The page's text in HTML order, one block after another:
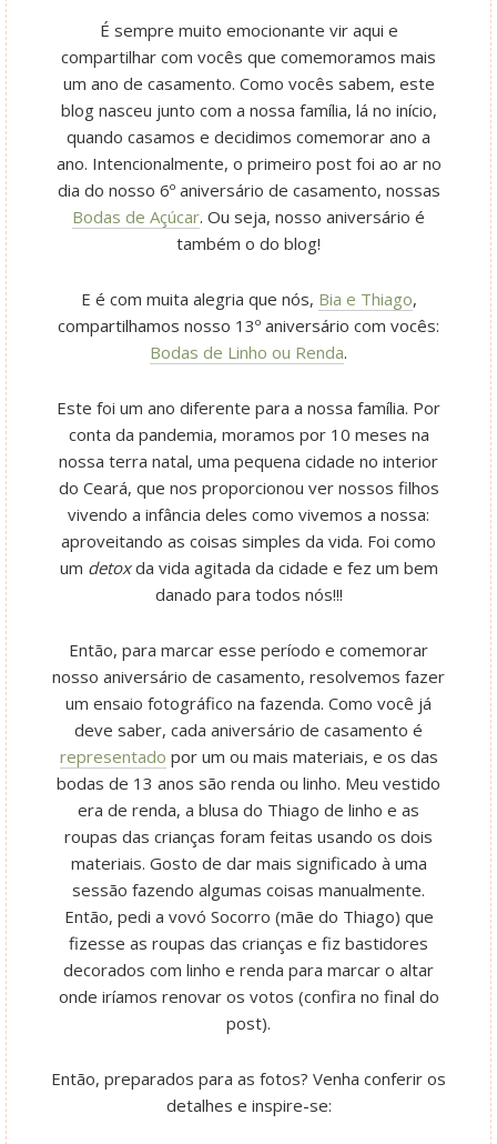
É sempre muito emocionante vir aqui e
compartilhar com vocês que comemoramos mais
um ano de casamento. Como vocês sabem, este
blog nasceu junto com a nossa família, lá no início,
quando casamos e decidimos comemorar ano a
ano. Intencionalmente, o primeiro post foi ao ar no
dia do nosso 6º aniversário de casamento, nossas
Bodas de Açúcar. Ou seja, nosso aniversário é
também o do blog!
E é com muita alegria que nós, Bia e Thiago,
compartilhamos nosso 13º aniversário com vocês:
Bodas de Linho ou Renda.
Este foi um ano diferente para a nossa família. Por
conta da pandemia, moramos por 10 meses na
nossa terra natal, uma pequena cidade no interior
do Ceará, que nos proporcionou ver nossos filhos
vivendo a infância deles como vivemos a nossa:
aproveitando as coisas simples da vida. Foi como
um detoxda vida agitada da cidade e fez um bem
danado para todos nós!!!
Então, para marcar esse período e comemorar
nosso aniversário de casamento, resolvemos fazer
um ensaio fotográfico na fazenda. Como você já
deve saber, cada aniversário de casamento é
representado por um ou mais materiais, e os das
bodas de 13 anos são renda ou linho. Meu vestido
era de renda, a blusa do Thiago de linho e as
roupas das crianças foram feitas usando os dois
materiais. Gosto de dar mais significado à uma
sessão fazendo algumas coisas manualmente.
Então, pedi a vovó Socorro (mãe do Thiago) que
fizesse as roupas das crianças e fiz bastidores
decorados com linho e renda para marcar o altar
onde iríamos renovar os votos (confira no final do
post).
Então, preparados para as fotos? Venha conferir os
detalhes e inspire-se: